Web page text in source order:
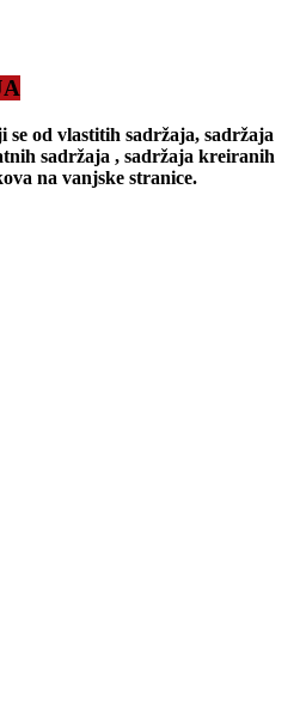
se od vlastitih sadržaja, sadržaja
sadržaja , sadržaja kreiranih
na vanjske stranice.